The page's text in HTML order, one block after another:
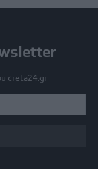
creta24.gr